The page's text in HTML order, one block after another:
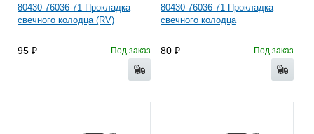
80430-76036-71 Прокладка
свечного колодца (RV)
95 Под заказ
80430-76036-71 Прокладка
свечного колодца
80 Под заказ